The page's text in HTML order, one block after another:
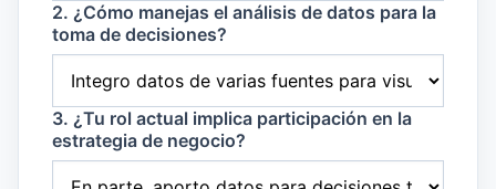
2. ¿Cómo manejas el análisis de datos para la
toma de decisiones?
3. ¿Tu rol actual implica participación en la
estrategia de negocio?